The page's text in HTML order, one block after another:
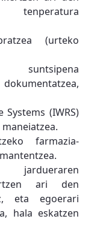
tenperatura
(urteko
suntsipena
(IWRS)
farmazia-
jardueraren
ari den
eta egoerari
hala eskatzen